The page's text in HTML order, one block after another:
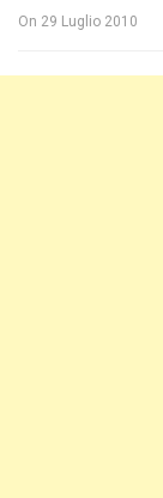
On 29 Luglio 2010